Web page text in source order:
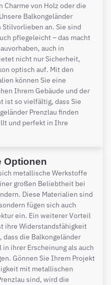
Charme von Holz oder die
Balkongeländer
an. Sie sind
pflegeleicht – das macht
auch in
nicht nur Sicherheit,
optisch auf. Mit den
können Sie eine
Ihrem Gebäude und der
ist so vielfältig, dass Sie
Prenzlau finden
und perfekt in Ihre
Optionen
metallische Werkstoffe
großen Beliebtheit bei
Diese Materialien sind
fügen sich auch
ein. Ein weiterer Vorteil
ihre Widerstandsfähigkeit
dass die Balkongeländer
ihrer Erscheinung als auch
Gönnen Sie Ihrem Projekt
mit metallischen
sind, wird die